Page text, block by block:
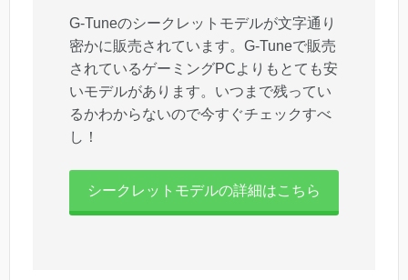
G-Tuneのシークレットモデルが文字通り
密かに販売されています。G-Tuneで販売
されているゲーミングPCよりもとても安
いモデルがあります。いつまで残ってい
るかわからないので今すぐチェックすべ
し！
シークレットモデルの詳細はこちら